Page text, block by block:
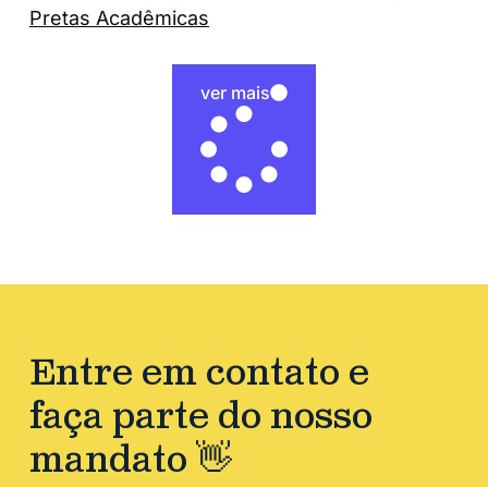
Pretas Acadêmicas
ver mais
Entre em contato e
faça parte do nosso
mandato 👋